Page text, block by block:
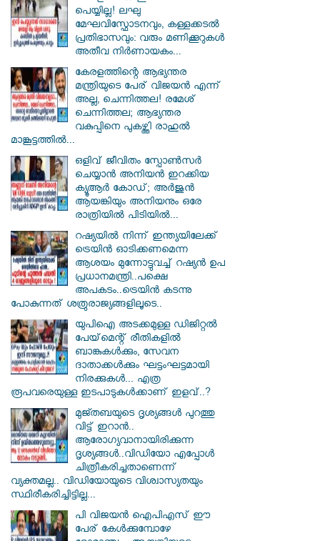
പെയ്യില്ല! ലഘു
മേഘവിസ്ഫോടനവും, കള്ളക്കടൽ
പ്രതിഭാസവും: വരും മണിക്കൂറുകൾ
അതീവ നിർണായകം...
കേരളത്തിന്റെ ആഭ്യന്തര
മന്ത്രിയുടെ പേര് വിജയൻ എന്ന്
അല്ല, ചെന്നിത്തല! രമേശ്
ചെന്നിത്തല; ആഭ്യന്തര
വകുപ്പിനെ പുകഴ്ത്തി രാഹുൽ
മാങ്കൂട്ടത്തിൽ...
ഒളിവ് ജീവിതം സ്പോൺസർ
ചെയ്യാൻ അനിയൻ ഇറക്കിയ
ക്യൂആർ കോഡ്; അർജുൻ
ആയങ്കിയും അനിയനും ഒരേ
രാത്രിയിൽ പിടിയിൽ...
റഷ്യയിൽ നിന്ന് ഇന്ത്യയിലേക്ക്
ട്രെയിൻ ഓടിക്കണമെന്ന
ആശയം മുന്നോട്ടുവച്ച് റഷ്യൻ ഉപ
പ്രധാനമന്ത്രി..പക്ഷെ
അപകടം..ട്രെയിൻ കടന്നു
പോകുന്നത് ശത്രുരാജ്യങ്ങളിലൂടെ..
യുപിഐ അടക്കമുള്ള ഡിജിറ്റല്‍
പേയ്‌മെന്റ് രീതികളില്‍
ബാങ്കുകള്‍ക്കും, സേവന
ദാതാക്കള്‍ക്കും ഘട്ടംഘട്ടമായി
നിരക്കുകള്‍... എത്ര
രൂപവരെയുള്ള ഇടപാടുകള്‍ക്കാണ് ഇളവ്..?
മുജ്തബയുടെ ദൃശ്യങ്ങൾ പുറത്തു
വിട്ട് ഇറാൻ..
ആരോഗ്യവാനായിരിക്കുന്ന
ദൃശ്യങ്ങൾ..വിഡിയോ എപ്പോൾ
ചിത്രീകരിച്ചതാണെന്ന്
വ്യക്തമല്ല.. വിഡിയോയുടെ വിശ്വാസ്യതയും
സ്ഥിരീകരിച്ചിട്ടില്ല...
പി വിജയന്‍ ഐപിഎസ് ഈ
പേര് കേൾക്കുമ്പോഴേ